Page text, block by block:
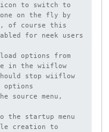
icon to switch to
on the fly by
of course this
for neek users
options from
in the wiiflow
stop wiiflow
options
source menu,
the startup menu
creation to